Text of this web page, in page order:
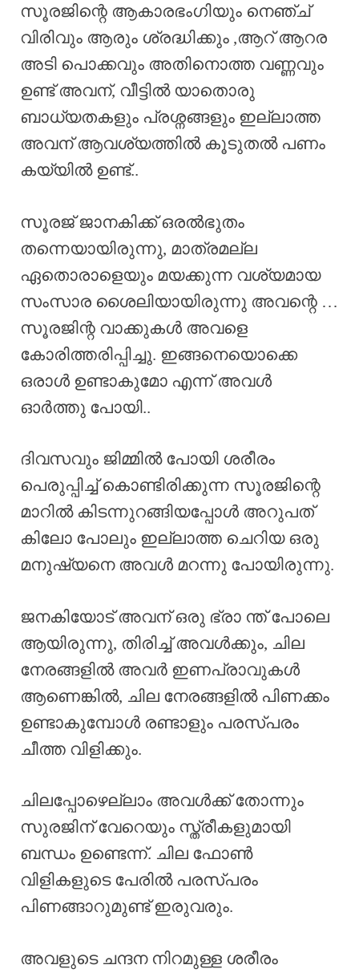
സൂരജിന്റെ ആകാരഭംഗിയും നെഞ്ച്
വിരിവും ആരും ശ്രദ്ധിക്കും ,ആറ് ആറര
അടി പൊക്കവും അതിനൊത്ത വണ്ണവും
ഉണ്ട് അവന്, വീട്ടിൽ യാതൊരു
ബാധ്യതകളും പ്രശ്നങ്ങളും ഇല്ലാത്ത
അവന് ആവശ്യത്തിൽ കൂടുതൽ പണം
കയ്യിൽ ഉണ്ട്..
സൂരജ് ജാനകിക്ക് ഒരൽഭുതം
തന്നെയായിരുന്നു, മാത്രമല്ല
ഏതൊരാളെയും മയക്കുന്ന വശ്യമായ
സംസാര ശൈലിയായിരുന്നു അവന്റെ …
സൂരജിന്റ വാക്കുകൾ അവളെ
കോരിത്തരിപ്പിച്ചു. ഇങ്ങനെയൊക്കെ
ഒരാൾ ഉണ്ടാകുമോ എന്ന് അവൾ
ഓർത്തു പോയി..
ദിവസവും ജിമ്മിൽ പോയി ശരീരം
പെരുപ്പിച്ച് കൊണ്ടിരിക്കുന്ന സൂരജിന്റെ
മാറിൽ കിടന്നുറങ്ങിയപ്പോൾ അറുപത്
കിലോ പോലും ഇല്ലാത്ത ചെറിയ ഒരു
മനുഷ്യനെ അവൾ മറന്നു പോയിരുന്നു.
ജനകിയോട് അവന് ഒരു ഭ്രാ ന്ത് പോലെ
ആയിരുന്നു, തിരിച്ച് അവൾക്കും, ചില
നേരങ്ങളിൽ അവർ ഇണപ്രാവുകൾ
ആണെങ്കിൽ, ചില നേരങ്ങളിൽ പിണക്കം
ഉണ്ടാകുമ്പോൾ രണ്ടാളും പരസ്പരം
ചീത്ത വിളിക്കും.
ചിലപ്പോഴെല്ലാം അവൾക്ക് തോന്നും
സുരജിന് വേറെയും സ്ത്രീകളുമായി
ബന്ധം ഉണ്ടെന്ന്. ചില ഫോൺ
വിളികളുടെ പേരിൽ പരസ്പരം
പിണങ്ങാറുമുണ്ട് ഇരുവരും.
അവളുടെ ചന്ദന നിറമുള്ള ശരീരം